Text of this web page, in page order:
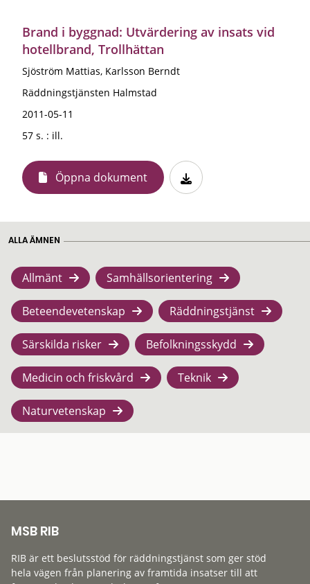
Brand i byggnad: Utvärdering av insats vid
hotellbrand, Trollhättan
Sjöström Mattias, Karlsson Berndt
Räddningstjänsten Halmstad
2011-05-11
57 s. : ill.
Öppna dokument
ALLA ÄMNEN
Allmänt Samhällsorientering
Beteendevetenskap Räddningstjänst
Särskilda risker Befolkningsskydd
Medicin och friskvård Teknik
Naturvetenskap
MSB RIB
RIB är ett beslutsstöd för räddningstjänst som ger stöd
hela vägen från planering av framtida insatser till att